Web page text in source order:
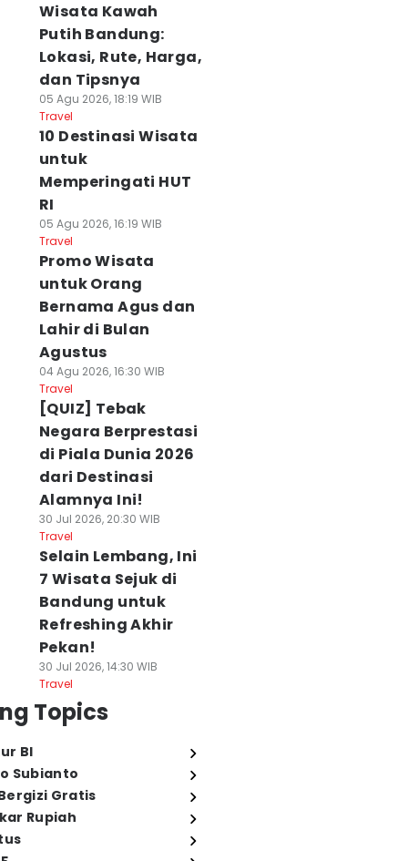
Wisata Kawah
Putih Bandung:
Lokasi, Rute, Harga,
dan Tipsnya
05 Agu 2026, 18:19 WIB
Travel
10 Destinasi Wisata
untuk
Memperingati HUT
RI
05 Agu 2026, 16:19 WIB
Travel
Promo Wisata
untuk Orang
Bernama Agus dan
Lahir di Bulan
Agustus
04 Agu 2026, 16:30 WIB
Travel
[QUIZ] Tebak
Negara Berprestasi
di Piala Dunia 2026
dari Destinasi
Alamnya Ini!
30 Jul 2026, 20:30 WIB
Travel
Selain Lembang, Ini
7 Wisata Sejuk di
Bandung untuk
Refreshing Akhir
Pekan!
30 Jul 2026, 14:30 WIB
Travel
Topics
BI
Subianto
Gratis
Rupiah